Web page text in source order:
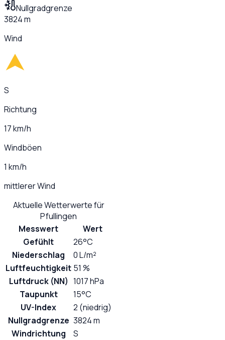
Nullgradgrenze
3824 m
Wind
S
Richtung
17 km/h
Windböen
1 km/h
mittlerer Wind
Aktuelle Wetterwerte für
Pfullingen
Messwert
Wert
Gefühlt
26°C
Niederschlag
0 L/m²
Luftfeuchtigkeit 51 %
Luftdruck (NN) 1017 hPa
Taupunkt
15°C
UV-Index
2 (niedrig)
Nullgradgrenze 3824 m
Windrichtung
S